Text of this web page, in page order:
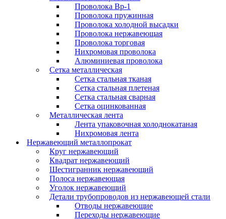
Проволока Вр-1
Проволока пружинная
Проволока холодной высадки
Проволока нержавеющая
Проволока торговая
Нихромовая проволока
Алюминиевая проволока
Сетка металлическая
Сетка стальная тканая
Сетка стальная плетеная
Сетка стальная сварная
Сетка оцинкованная
Металлическая лента
Лента упаковочная холоднокатаная
Нихромовая лента
Нержавеющий металлопрокат
Круг нержавеющий
Квадрат нержавеющий
Шестигранник нержавеющий
Полоса нержавеющая
Уголок нержавеющий
Детали трубопроводов из нержавеющей стали
Отводы нержавеющие
Переходы нержавеющие